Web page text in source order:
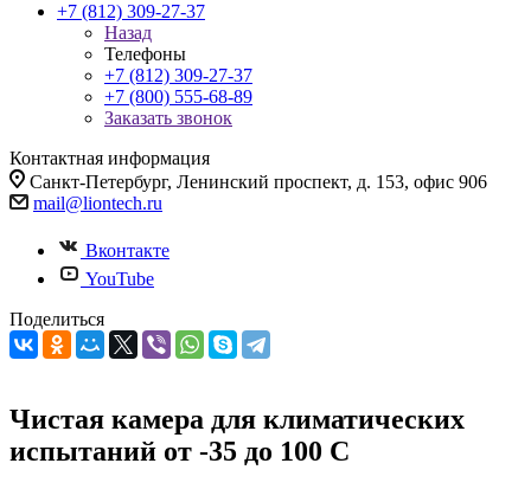
+7 (812) 309-27-37
Назад
Телефоны
+7 (812) 309-27-37
+7 (800) 555-68-89
Заказать звонок
Контактная информация
Санкт-Петербург, Ленинский проспект, д. 153, офис 906
mail@liontech.ru
Вконтакте
YouTube
Поделиться
Чистая камера для климатических
испытаний от -35 до 100 С